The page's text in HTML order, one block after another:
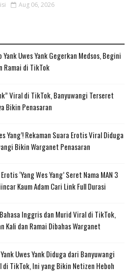
Aug 06, 2026
Uwes Yank Gegerkan Medsos, Begini
Ramai di TikTok
Viral di TikTok, Banyuwangi Terseret
Bikin Penasaran
Yang’! Rekaman Suara Erotis Viral Diduga
Bikin Warganet Penasaran
‘Yang Wes Yang’ Seret Nama MAN 3
Kaum Adam Cari Link Full Durasi
Inggris dan Murid Viral di TikTok,
Kali dan Ramai Dibahas Warganet
Uwes Yank Diduga dari Banyuwangi
di TikTok, Ini yang Bikin Netizen Heboh